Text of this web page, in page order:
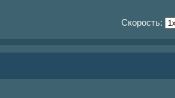
Скорость: